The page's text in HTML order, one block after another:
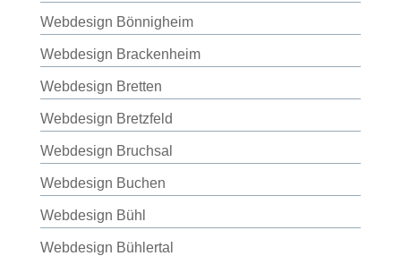
Webdesign Bönnigheim
Webdesign Brackenheim
Webdesign Bretten
Webdesign Bretzfeld
Webdesign Bruchsal
Webdesign Buchen
Webdesign Bühl
Webdesign Bühlertal